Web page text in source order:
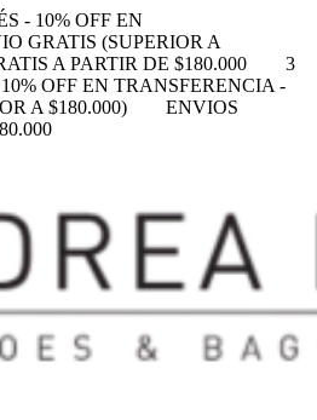
- 10% OFF EN
GRATIS (SUPERIOR A
A PARTIR DE $180.000
3
OFF EN TRANSFERENCIA -
A $180.000)
ENVIOS